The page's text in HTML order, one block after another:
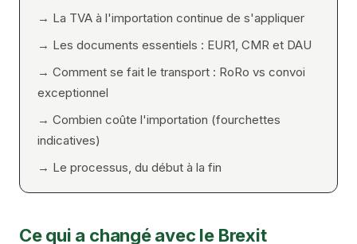
→ La TVA à l'importation continue de s'appliquer
→ Les documents essentiels : EUR1, CMR et DAU
→ Comment se fait le transport : RoRo vs convoi
exceptionnel
→ Combien coûte l'importation (fourchettes
indicatives)
→ Le processus, du début à la fin
Ce qui a changé avec le Brexit